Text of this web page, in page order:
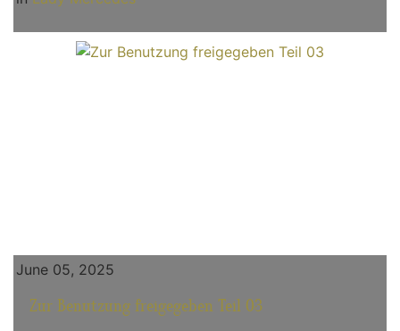
June 05, 2025
Zur Benutzung freigegeben Teil 03